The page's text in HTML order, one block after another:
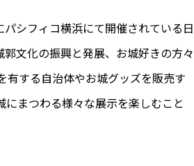
シフィコ横浜にて開催されている日
文化の振興と発展、お城好きの方々
有する自治体やお城グッズを販売す
まつわる様々な展示を楽しむこと